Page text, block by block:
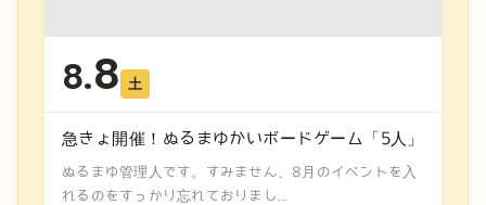
8.8 土
急きょ開催！ぬるまゆかいボードゲーム「5人」
ぬるまゆ管理人です。すみません、8月のイベントを入
れるのをすっかり忘れておりまし...